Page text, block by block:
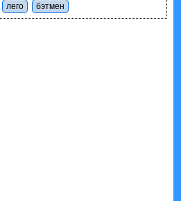
лего бэтмен